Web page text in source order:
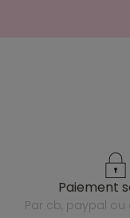
paiement
par cb, paypal